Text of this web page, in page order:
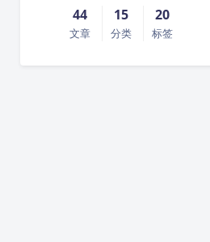
44
文章
15
分类
20
标签